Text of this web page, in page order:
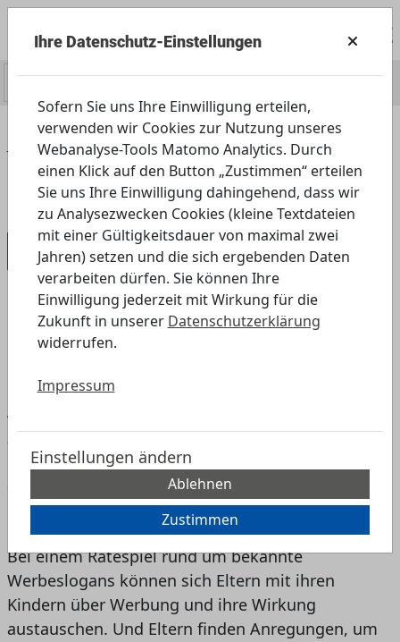
Home Servicecenter
Presse
Pressemitteilungen
Pressemitteilung, 23.04.2020
Pressemitteilung, 23.04.2020
„Angebote für Daheim“ – ab heute neu:
beim Malen die eigene Mediennutzung
Fake News erkennen
Auch diese Woche gibt es wieder drei neue
„Angebote für Daheim“, um das Thema
Medienkompetenz spielerisch in der Familie
aufzugreifen: Anhand von Malvorlagen zu den
Lieblingsmedien können sich Kinder kreativ mit
ihrer eigenen Mediennutzung auseinandersetzen.
Bei einem Ratespiel rund um bekannte
Werbeslogans können sich Eltern mit ihren
Kindern über Werbung und ihre Wirkung
austauschen. Und Eltern finden Anregungen, um
Ihre Datenschutz-Einstellungen
Sofern Sie uns Ihre Einwilligung erteilen,
verwenden wir Cookies zur Nutzung unseres
Webanalyse-Tools Matomo Analytics. Durch
einen Klick auf den Button „Zustimmen“ erteilen
Sie uns Ihre Einwilligung dahingehend, dass wir
zu Analysezwecken Cookies (kleine Textdateien
mit einer Gültigkeitsdauer von maximal zwei
Jahren) setzen und die sich ergebenden Daten
verarbeiten dürfen. Sie können Ihre
Einwilligung jederzeit mit Wirkung für die
Zukunft in unserer Datenschutzerklärung
widerrufen.
Impressum
Einstellungen ändern
Ablehnen
Zustimmen